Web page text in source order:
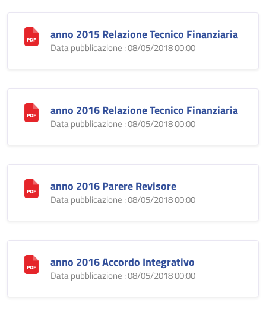
anno 2015 Relazione Tecnico Finanziaria
Data pubblicazione : 08/05/2018 00:00
anno 2016 Relazione Tecnico Finanziaria
Data pubblicazione : 08/05/2018 00:00
anno 2016 Parere Revisore
Data pubblicazione : 08/05/2018 00:00
anno 2016 Accordo Integrativo
Data pubblicazione : 08/05/2018 00:00